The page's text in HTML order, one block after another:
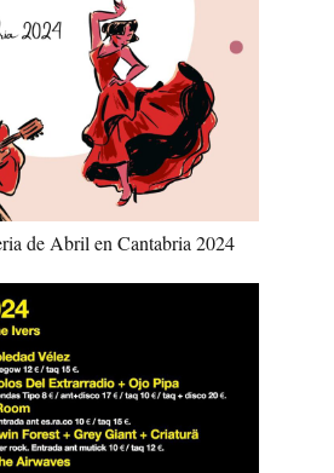
de Abril en Cantabria 2024